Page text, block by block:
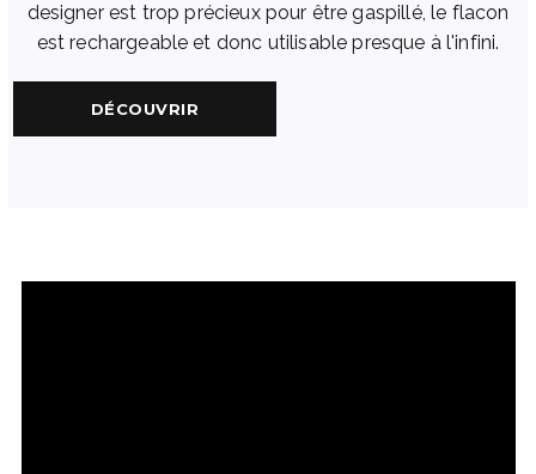
designer est trop précieux pour être gaspillé, le flacon
est rechargeable et donc utilisable presque à l'infini.
DÉCOUVRIR